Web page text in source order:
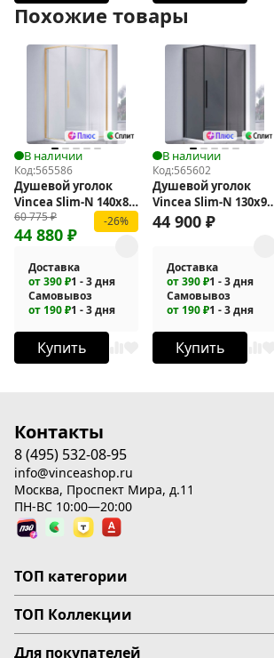
Похожие товары
В наличии
Код:565586
Душевой уголок
Vincea Slim-N 140x80
VSR-4SN8014CLG
60 775₽
44 880 ₽
-26%
Доставка
от 390 ₽1 - 3 дня
Самовывоз
от 190 ₽1 - 3 дня
Купить
В наличии
Код:565602
Душевой уголок
Vincea Slim-N 130x90
VSR-4SN9013CGB
44 900 ₽
Доставка
от 390 ₽1 - 3 дня
Самовывоз
от 190 ₽1 - 3 дня
Купить
Контакты
8 (495) 532-08-95
info@vinceashop.ru
Москва, Проспект Мира, д.11
ПН-ВС 10:00—20:00
ТОП категории
ТОП Коллекции
Для покупателей